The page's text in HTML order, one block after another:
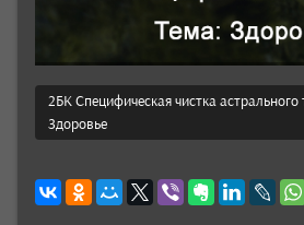
2БК Специфическая чистка астрального
Здоровье